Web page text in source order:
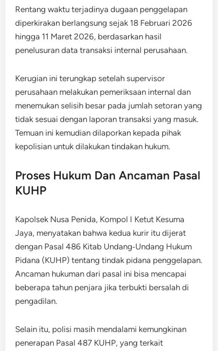
Rentang waktu terjadinya dugaan penggelapan
diperkirakan berlangsung sejak 18 Februari 2026
hingga 11 Maret 2026, berdasarkan hasil
penelusuran data transaksi internal perusahaan.
Kerugian ini terungkap setelah supervisor
perusahaan melakukan pemeriksaan internal dan
menemukan selisih besar pada jumlah setoran yang
tidak sesuai dengan laporan transaksi yang masuk.
Temuan ini kemudian dilaporkan kepada pihak
kepolisian untuk dilakukan tindakan hukum.
Proses Hukum Dan Ancaman Pasal
KUHP
Kapolsek Nusa Penida, Kompol I Ketut Kesuma
Jaya, menyatakan bahwa kedua kurir itu dijerat
dengan Pasal 486 Kitab Undang‑Undang Hukum
Pidana (KUHP) tentang tindak pidana penggelapan.
Ancaman hukuman dari pasal ini bisa mencapai
beberapa tahun penjara jika terbukti bersalah di
pengadilan.
Selain itu, polisi masih mendalami kemungkinan
penerapan Pasal 487 KUHP, yang terkait